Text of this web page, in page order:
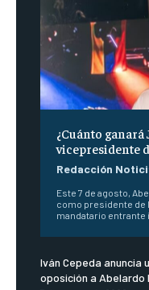
¿Cuánto
vicepresidente
Redacción
Este 7 de agosto,
como presidente de
mandatario entrante
Iván Cepeda
oposición a Abelardo